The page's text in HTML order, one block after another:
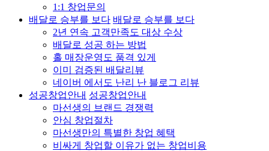
1:1 창업문의
배달로 승부를 보다 배달로 승부를 보다
2년 연속 고객만족도 대상 수상
배달로 성공 하는 방법
홀 매장운영도 품격 있게
이미 검증된 배달리뷰
네이버 에서도 난리 난 블로그 리뷰
성공창업안내 성공창업안내
마선생의 브랜드 경쟁력
안심 창업절차
마선생만의 특별한 창업 혜택
비싸게 창업할 이유가 없는 창업비용